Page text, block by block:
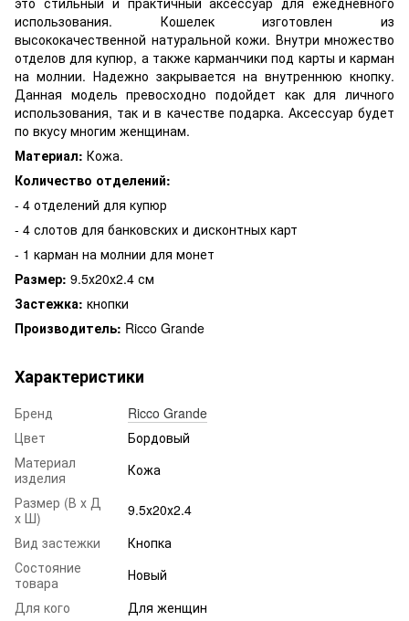
использования. Кошелек изготовлен из
высококачественной натуральной кожи. Внутри множество
отделов для купюр, а также карманчики под карты и карман
на молнии. Надежно закрывается на внутреннюю кнопку.
Данная модель превосходно подойдет как для личного
использования, так и в качестве подарка. Аксессуар будет
по вкусу многим женщинам.
Материал: Кожа.
Количество отделений:
- 4 отделений для купюр
- 4 слотов для банковских и дисконтных карт
- 1 карман на молнии для монет
Размер: 9.5х20х2.4 см
Застежка: кнопки
Производитель: Ricco Grande
Характеристики
Бренд
Ricco Grande
Цвет
Бордовый
Материал
изделия
Кожа
Размер (В х Д
х Ш)
9.5х20х2.4
Вид застежки
Кнопка
Состояние
товара
Новый
Для кого
Для женщин